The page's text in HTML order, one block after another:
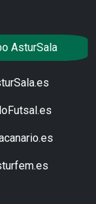
AsturSala